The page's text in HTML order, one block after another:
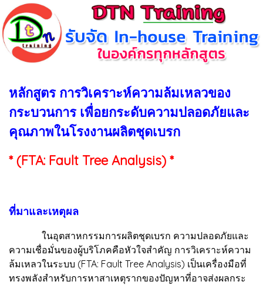
หลักสูตร การวิเคราะห์ความล้มเหลวของ
กระบวนการ เพื่อยกระดับความปลอดภัยและ
คุณภาพในโรงงานผลิตชุดเบรก
* (FTA: Fault Tree Analysis) *
ที่มาและเหตุผล
ในอุตสาหกรรมการผลิตชุดเบรก ความปลอดภัยและ
ความเชื่อมั่นของผู้บริโภคคือหัวใจสำคัญ การวิเคราะห์ความ
ล้มเหลวในระบบ (FTA: Fault Tree Analysis) เป็นเครื่องมือที่
ทรงพลังสำหรับการหาสาเหตุรากของปัญหาที่อาจส่งผลกระ